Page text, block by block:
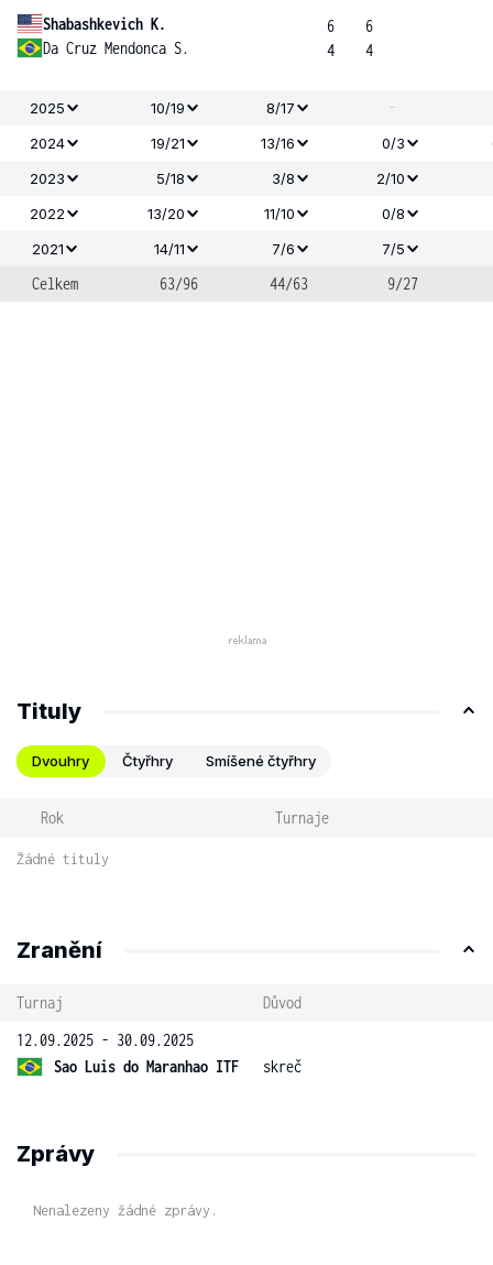
Shabashkevich K.
Da Cruz Mendonca S.
6
4
6
4
2025 10/19 8/17 -
2024
19/21 13/16 0/3
2023
5/18 3/8
2/10
2022
13/20 11/10
0/8
2021
14/11 7/6 7/5
Celkem 63/96 44/63 9/27
Tituly
Dvouhry Čtyřhry Smíšené čtyřhry
Rok Turnaje
Žádné tituly
Zranění
Turnaj
Důvod
12.09.2025 - 30.09.2025
Sao Luis do Maranhao ITF
skreč
Zprávy
Nenalezeny žádné zprávy.